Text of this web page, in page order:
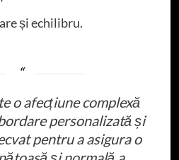
și echilibru.
o afecțiune complexă
personalizată și
pentru a asigura o